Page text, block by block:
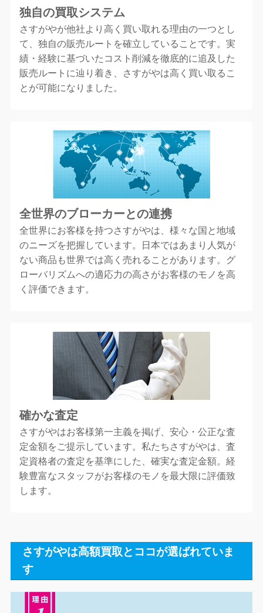
独自の買取システム
さすがやが他社より高く買い取れる理由の一つとし
て、独自の販売ルートを確立していることです。実
績・経験に基づいたコスト削減を徹底的に追及した
販売ルートに辿り着き、さすがやは高く買い取るこ
とが可能になりました。
全世界のブローカーとの連携
全世界にお客様を持つさすがやは、様々な国と地域
のニーズを把握しています。日本ではあまり人気が
ない商品も世界では高く売れることがあります。グ
ローバリズムへの適応力の高さがお客様のモノを高
く評価できます。
確かな査定
さすがやはお客様第一主義を掲げ、安心・公正な査
定金額をご提示しています。私たちさすがやは、査
定資格者の査定を基準にした、確実な査定金額。経
験豊富なスタッフがお客様のモノを最大限に評価致
します。
さすがやは高額買取とココが選ばれていま
す